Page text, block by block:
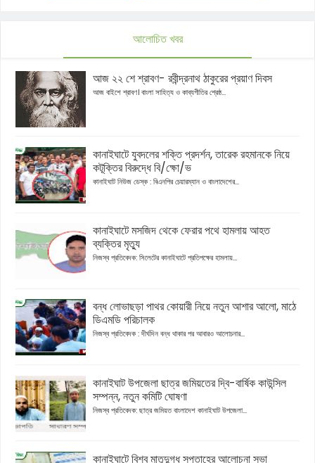
আলোচিত খবর
আজ ২২ শে শ্রাবণ- রবীন্দ্রনাথ ঠাকুরের প্রয়াণ দিবস
আজ বাইশে শ্রাবণ। বাংলা সাহিত্য ও কাব্যগীতির শ্রেষ্ঠ...
কানাইঘাটে যুবদলের শক্তি প্রদর্শন, তারেক রহমানকে নিয়ে
কটূক্তির বিরুদ্ধে বি/ক্ষো/ভ
কানাইঘাট নিউজ ডেস্ক : বিএনপির চেয়ারম্যান ও বাংলাদেশের...
কানাইঘাটে মসজিদ থেকে ফেরার পথে হামলায় আহত
ব্যক্তির মৃত্যু
নিজস্ব প্রতিবেদক: সিলেটের কানাইঘাটে প্রতিপক্ষের হামলায়...
বন্ধ লোভাছড়া পাথর কোয়ারী নিয়ে নতুন আশার আলো, মাঠে
ডিএমডি পরিচালক
নিজস্ব প্রতিবেদক : দীর্ঘদিন বন্ধ থাকার পর আবারও আলোচনার...
কানাইঘাট উপজেলা ছাত্র জমিয়তের দ্বি-বার্ষিক কাউন্সিল
সম্পন্ন, নতুন কমিটি ঘোষণা
নিজস্ব প্রতিবেদক: ছাত্র জমিয়ত বাংলাদেশ কানাইঘাট উপজেলা...
কানাইঘাটে বিশ্ব মাতৃদুগ্ধ সপ্তাহের আলোচনা সভা